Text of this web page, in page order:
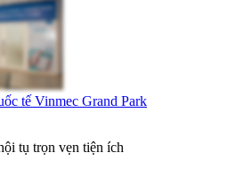
tế Vinmec Grand Park
tụ trọn vẹn tiện ích